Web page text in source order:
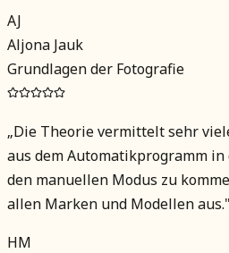
AJ
Aljona Jauk
Grundlagen der Fotografie
„Die Theorie vermittelt sehr
aus dem Automatikprogramm
den manuellen Modus zu
allen Marken und Modellen aus."
HM